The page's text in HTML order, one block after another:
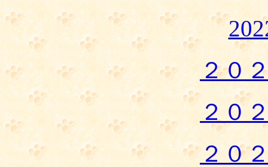
２０
２０
２０